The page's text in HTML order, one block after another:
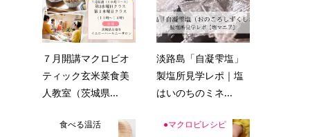
７月開講マクロビオ
ティック玄米菜食美
人教室（茨城県...
淡路島「自凝雫塩」
製塩所見学レポ｜塩
はいのちのミネ...
食べる温活 ●マクロビレシピ